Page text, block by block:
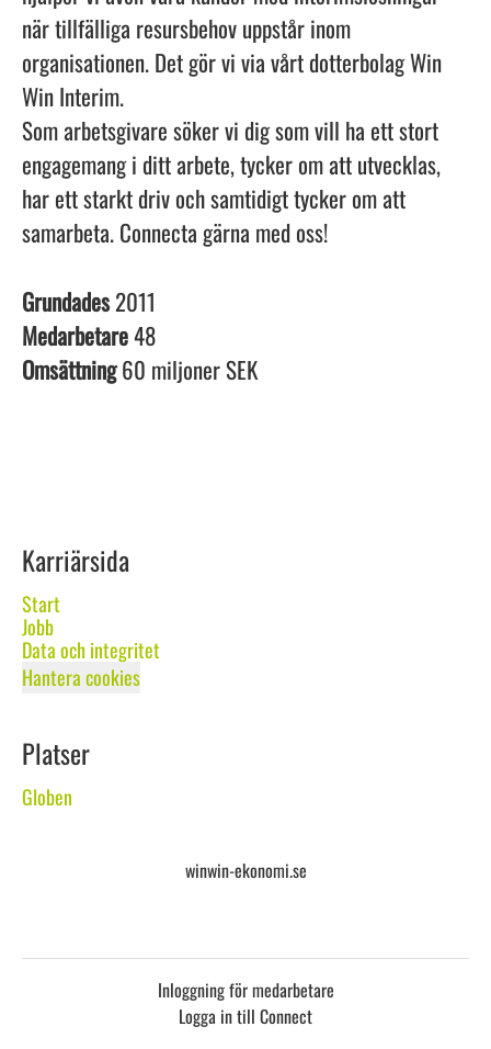
när tillfälliga resursbehov uppstår inom
organisationen. Det gör vi via vårt dotterbolag Win
Win Interim.
Som arbetsgivare söker vi dig som vill ha ett stort
engagemang i ditt arbete, tycker om att utvecklas,
har ett starkt driv och samtidigt tycker om att
samarbeta. Connecta gärna med oss!
Grundades2011
Medarbetare48
Omsättning60 miljoner SEK
Karriärsida
Start
Jobb
Data och integritet
Hantera cookies
Platser
Globen
winwin-ekonomi.se
Inloggning för medarbetare
Logga in till Connect